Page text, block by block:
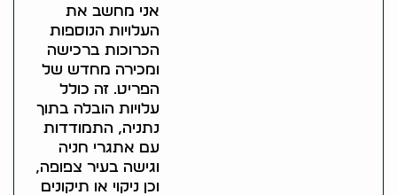
אני מחשב את
העלויות הנוספות
הכרוכות ברכישה
ומכירה מחדש של
הפריט. זה כולל
עלויות הובלה בתוך
נתניה, התמודדות
עם אתגרי חניה
וגישה בעיר צפופה,
וכן ניקוי או תיקונים